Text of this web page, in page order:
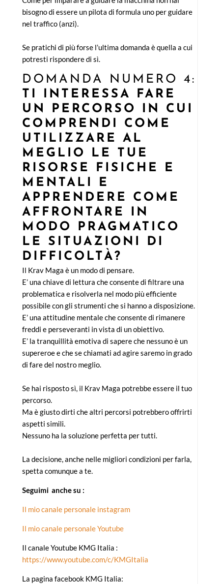
bisogno di essere un pilota di formula uno per guidare
nel traffico (anzi).
Se pratichi di più forse l’ultima domanda è quella a cui
potresti rispondere di sì.
DOMANDA NUMERO 4:
TI INTERESSA FARE
UN PERCORSO IN CUI
COMPRENDI COME
UTILIZZARE AL
MEGLIO LE TUE
RISORSE FISICHE E
MENTALI E
APPRENDERE COME
AFFRONTARE IN
MODO PRAGMATICO
LE SITUAZIONI DI
DIFFICOLTÀ?
Il Krav Maga è un modo di pensare.
E’ una chiave di lettura che consente di filtrare una
problematica e risolverla nel modo più efficiente
possibile con gli strumenti che si hanno a disposizione.
E’ una attitudine mentale che consente di rimanere
freddi e perseveranti in vista di un obiettivo.
E’ la tranquillità emotiva di sapere che nessuno è un
supereroe e che se chiamati ad agire saremo in grado
di fare del nostro meglio.
Se hai risposto sì, il Krav Maga potrebbe essere il tuo
percorso.
Ma è giusto dirti che altri percorsi potrebbero offrirti
aspetti simili.
Nessuno ha la soluzione perfetta per tutti.
La decisione, anche nelle migliori condizioni per farla,
spetta comunque a te.
Seguimi anche su :
Il mio canale personale instagram
Il mio canale personale Youtube
Il canale Youtube KMG Italia :
https://www.youtube.com/c/KMGItalia
La pagina facebook KMG Italia: